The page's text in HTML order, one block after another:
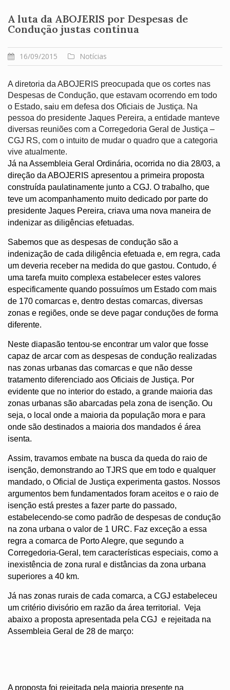
A luta da ABOJERIS por Despesas de
Condução justas continua
16/09/2015 Notícias
A diretoria da ABOJERIS preocupada que os cortes nas
Despesas de Condução, que estavam ocorrendo em todo
o Estado, saiu em defesa dos Oficiais de Justiça. Na
pessoa do presidente Jaques Pereira, a entidade manteve
diversas reuniões com a Corregedoria Geral de Justiça –
CGJ RS, com o intuito de mudar o quadro que a categoria
vive atualmente.
Já na Assembleia Geral Ordinária, ocorrida no dia 28/03, a
direção da ABOJERIS apresentou a primeira proposta
construída paulatinamente junto a CGJ. O trabalho, que
teve um acompanhamento muito dedicado por parte do
presidente Jaques Pereira, criava uma nova maneira de
indenizar as diligências efetuadas.
Sabemos que as despesas de condução são a
indenização de cada diligência efetuada e, em regra, cada
um deveria receber na medida do que gastou. Contudo, é
uma tarefa muito complexa estabelecer estes valores
especificamente quando possuímos um Estado com mais
de 170 comarcas e, dentro destas comarcas, diversas
zonas e regiões, onde se deve pagar conduções de forma
diferente.
Neste diapasão tentou-se encontrar um valor que fosse
capaz de arcar com as despesas de condução realizadas
nas zonas urbanas das comarcas e que não desse
tratamento diferenciado aos Oficiais de Justiça. Por
evidente que no interior do estado, a grande maioria das
zonas urbanas são abarcadas pela zona de isenção. Ou
seja, o local onde a maioria da população mora e para
onde são destinados a maioria dos mandados é área
isenta.
Assim, travamos embate na busca da queda do raio de
isenção, demonstrando ao TJRS que em todo e qualquer
mandado, o Oficial de Justiça experimenta gastos. Nossos
argumentos bem fundamentados foram aceitos e o raio de
isenção está prestes a fazer parte do passado,
estabelecendo-se como padrão de despesas de condução
na zona urbana o valor de 1 URC. Faz exceção a essa
regra a comarca de Porto Alegre, que segundo a
Corregedoria-Geral, tem características especiais, como a
inexistência de zona rural e distâncias da zona urbana
superiores a 40 km.
Já nas zonas rurais de cada comarca, a CGJ estabeleceu
um critério divisório em razão da área territorial.  Veja
abaixo a proposta apresentada pela CGJ  e rejeitada na
Assembleia Geral de 28 de março:
A proposta foi rejeitada pela maioria presente na